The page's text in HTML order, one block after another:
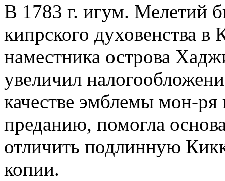
В 1783 г. игум. Мелетий
кипрского духовенства
наместника острова
увеличил
качестве эмблемы мон-
преданию, помогла
отличить подлинную
копии.